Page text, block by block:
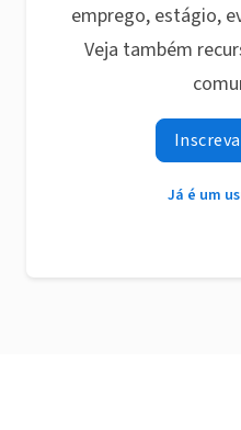
emprego, estágio,
Veja também
Já é um